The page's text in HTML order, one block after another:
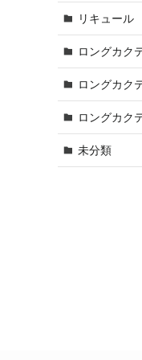
リキュール
ロングカク
ロングカク
ロングカク
未分類